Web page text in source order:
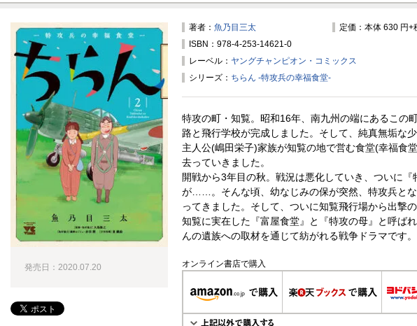
著者： 魚乃目三太
定価：本体 630 円+
ISBN：978-4-253-14621-0
レーベル： ヤングチャンピオン・コミックス
シリーズ： ちらん -特攻兵の幸福食堂-
特攻の町・知覧。昭和16年、南九州の端にあるこの
路と飛行学校が完成しました。そして、純真無垢な
主人公(嶋田栄子)家族が知覧の地で営む食堂(幸福食
去っていきました。
開戦から3年目の秋。戦況は悪化していき、ついに『
が……。そんな頃、幼なじみの保が突然、特攻兵と
ってきました。そして、ついに知覧飛行場から出撃
知覧に実在した『富屋食堂』と『特攻の母』と呼ば
んの遺族への取材を通じて紡がれる戦争ドラマです。
オンライン書店で購入
発売日：2020.07.20